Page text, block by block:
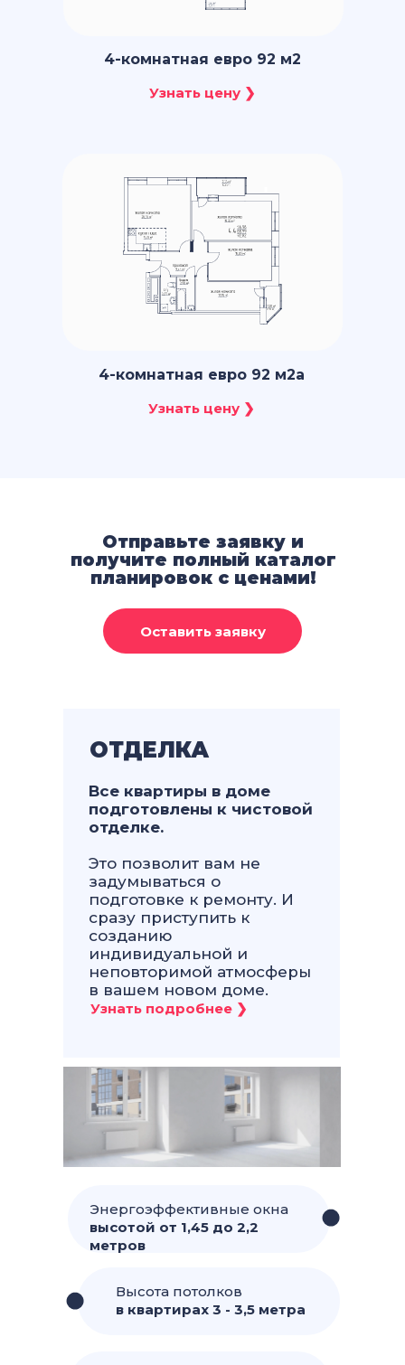
4-комнатная евро 92 м2a
4-комнатная евро 92 м2
Отправьте заявку и
получите полный каталог
планировок с ценами!
ОТДЕЛКА
Все квартиры в доме
подготовлены к чистовой
отделке.
Это позволит вам не
задумываться о
подготовке к ремонту. И
сразу приступить к
созданию
индивидуальной и
неповторимой атмосферы
в вашем новом доме.
Высота потолков
в квартирах 3 - 3,5 метра
Энергоэффективные окна
высотой от 1,45 до 2,2
метров